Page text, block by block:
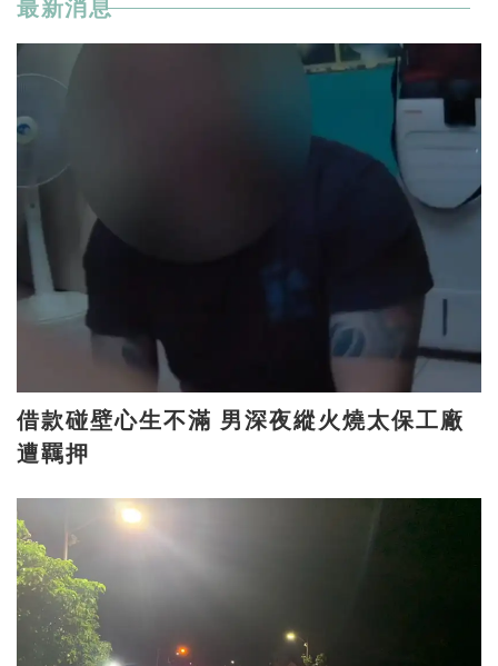
最新消息
借款碰壁心生不滿 男深夜縱火燒太保工廠
遭羈押